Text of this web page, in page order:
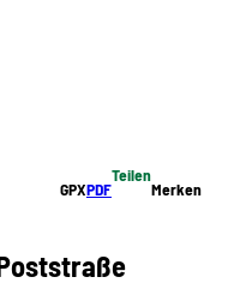
GPXPDF
Teilen
Merken